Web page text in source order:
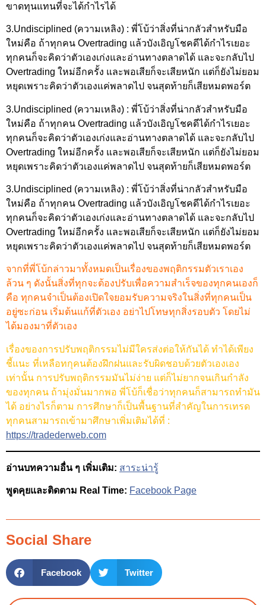
ขาดทุนแทนที่จะได้กำไรได้
3.Undisciplined (ความเหลิง) : พี่โบ้ว่าสิ่งที่น่ากลัวสำหรับมือ
ใหม่คือ ถ้าทุกคน Overtrading แล้วบังเอิญโชคดีได้กําไรเยอะ
ทุกคนก็จะคิดว่าตัวเองเก่งและอ่านทางตลาดได้ และจะกลับไป
Overtrading ใหม่อีกครั้ง และพอเสียก็จะเสียหนัก แต่ก็ยังไม่ยอม
หยุดเพราะคิดว่าตัวเองแค่พลาดไป จนสุดท้ายก็เสียหมดพอร์ต
3.Undisciplined (ความเหลิง) : พี่โบ้ว่าสิ่งที่น่ากลัวสำหรับมือ
ใหม่คือ ถ้าทุกคน Overtrading แล้วบังเอิญโชคดีได้กําไรเยอะ
ทุกคนก็จะคิดว่าตัวเองเก่งและอ่านทางตลาดได้ และจะกลับไป
Overtrading ใหม่อีกครั้ง และพอเสียก็จะเสียหนัก แต่ก็ยังไม่ยอม
หยุดเพราะคิดว่าตัวเองแค่พลาดไป จนสุดท้ายก็เสียหมดพอร์ต
3.Undisciplined (ความเหลิง) : พี่โบ้ว่าสิ่งที่น่ากลัวสำหรับมือ
ใหม่คือ ถ้าทุกคน Overtrading แล้วบังเอิญโชคดีได้กําไรเยอะ
ทุกคนก็จะคิดว่าตัวเองเก่งและอ่านทางตลาดได้ และจะกลับไป
Overtrading ใหม่อีกครั้ง และพอเสียก็จะเสียหนัก แต่ก็ยังไม่ยอม
หยุดเพราะคิดว่าตัวเองแค่พลาดไป จนสุดท้ายก็เสียหมดพอร์ต
จากที่พี่โบ้กล่าวมาทั้งหมดเป็นเรื่องของพฤติกรรมตัวเราเอง
ล้วน ๆ ดังนั้นสิ่งที่ทุกจะต้องปรับเพื่อความสำเร็จของทุกคนเองก็
คือ ทุกคนจำเป็นต้องเปิดใจยอมรับความจริงในสิ่งที่ทุกคนเป็น
อยู่ซะก่อน เริ่มต้นแก้ที่ตัวเอง อย่าไปโทษทุกสิ่งรอบตัว โดยไม่
ได้มองมาที่ตัวเอง
เรื่องของการปรับพฤติกรรมไม่มีใครส่งต่อให้กันได้ ทำได้เพียง
ชี้แนะ ที่เหลือทกุคนต้องฝึกฝนและรับผิดชอบด้วยตัวเองเอง
เท่านั้น การปรับพฤติกรรมมันไม่ง่าย แต่ก็ไม่ยากจนเกินกําลัง
ของทุกคน ถ้ามุ่งมั่นมากพอ พี่โบ้ก็เชื่อว่าทุกคนก็สามารถทำมัน
ได้ อย่างไรก็ตาม การศึกษาก็เป็นพื้นฐานที่สำคัญในการเทรด
ทุกคนสามารถเข้ามาศึกษาเพิ่มเติมได้ที่ :
https://tradederweb.com
อ่านบทความอื่น ๆ เพิ่มเติม: สาระน่ารู้
พูดคุยและติดตาม Real Time: Facebook Page
Social Share
Facebook Twitter